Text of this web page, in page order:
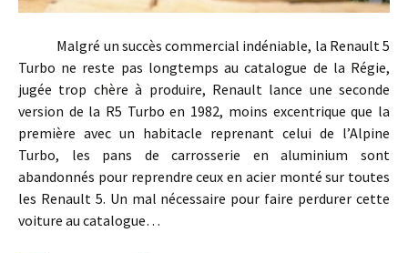
Malgré un succès commercial indéniable, la Renault 5
Turbo ne reste pas longtemps au catalogue de la Régie,
jugée trop chère à produire, Renault lance une seconde
version de la R5 Turbo en 1982, moins excentrique que la
première avec un habitacle reprenant celui de l’Alpine
Turbo, les pans de carrosserie en aluminium sont
abandonnés pour reprendre ceux en acier monté sur toutes
les Renault 5. Un mal nécessaire pour faire perdurer cette
voiture au catalogue…